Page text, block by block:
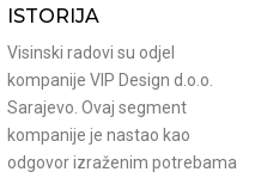
ISTORIJA
Visinski radovi su odjel
kompanije VIP Design d.o.o.
Sarajevo. Ovaj segment
kompanije je nastao kao
odgovor izraženim potrebama